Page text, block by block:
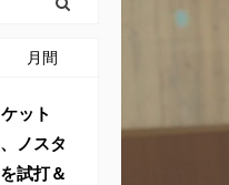
月間
ット
ノスタ
試打＆